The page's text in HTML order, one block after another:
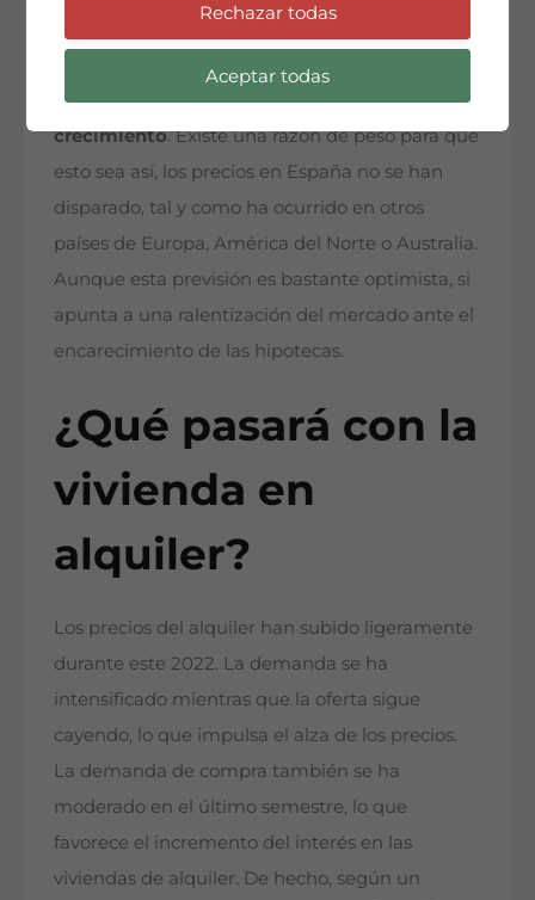
podría estar en el bando contrario y ser uno de
los pocos con capacidad demantener cierto
crecimiento. Existe una razón de peso para que
esto sea así, los precios en España no se han
disparado, tal y como ha ocurrido en otros
países de Europa, América del Norte o Australia.
Aunque esta previsión es bastante optimista, si
apunta a una ralentización del mercado ante el
encarecimiento de las hipotecas.
¿Qué pasará con la
vivienda en
alquiler?
Los precios del alquiler han subido ligeramente
durante este 2022. La demanda se ha
intensificado mientras que la oferta sigue
cayendo, lo que impulsa el alza de los precios.
La demanda de compra también se ha
moderado en el último semestre, lo que
favorece el incremento del interés en las
viviendas de alquiler. De hecho, según un
Rechazar todas
Aceptar todas